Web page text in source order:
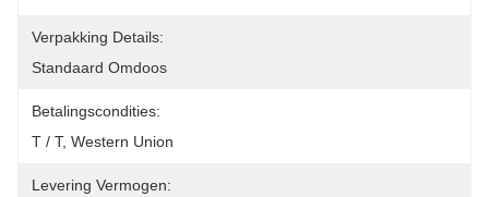
Verpakking Details:
Standaard Omdoos
Betalingscondities:
T / T, Western Union
Levering Vermogen: